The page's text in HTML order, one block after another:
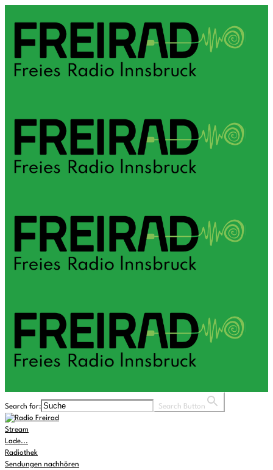
Search for: Search Button
Stream
Lade...
Radiothek
Sendungen nachhören